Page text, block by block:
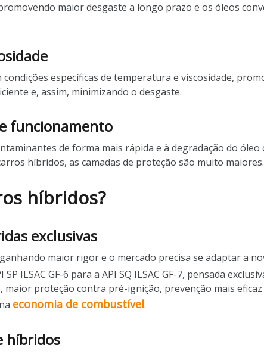
maior desgaste a longo prazo e os óleos
específicas de temperatura e viscosidade,
e, assim, minimizando o desgaste.
funcionamento
de forma mais rápida e à degradação do óleo
híbridos, as camadas de proteção são muito maiores.
híbridos?
exclusivas
maior rigor e o mercado precisa se adaptar a
ILSAC GF-6 para a API SQ ILSAC GF-7, pensada
maior proteção contra pré-ignição, prevenção mais
economia de combustível.
híbridos